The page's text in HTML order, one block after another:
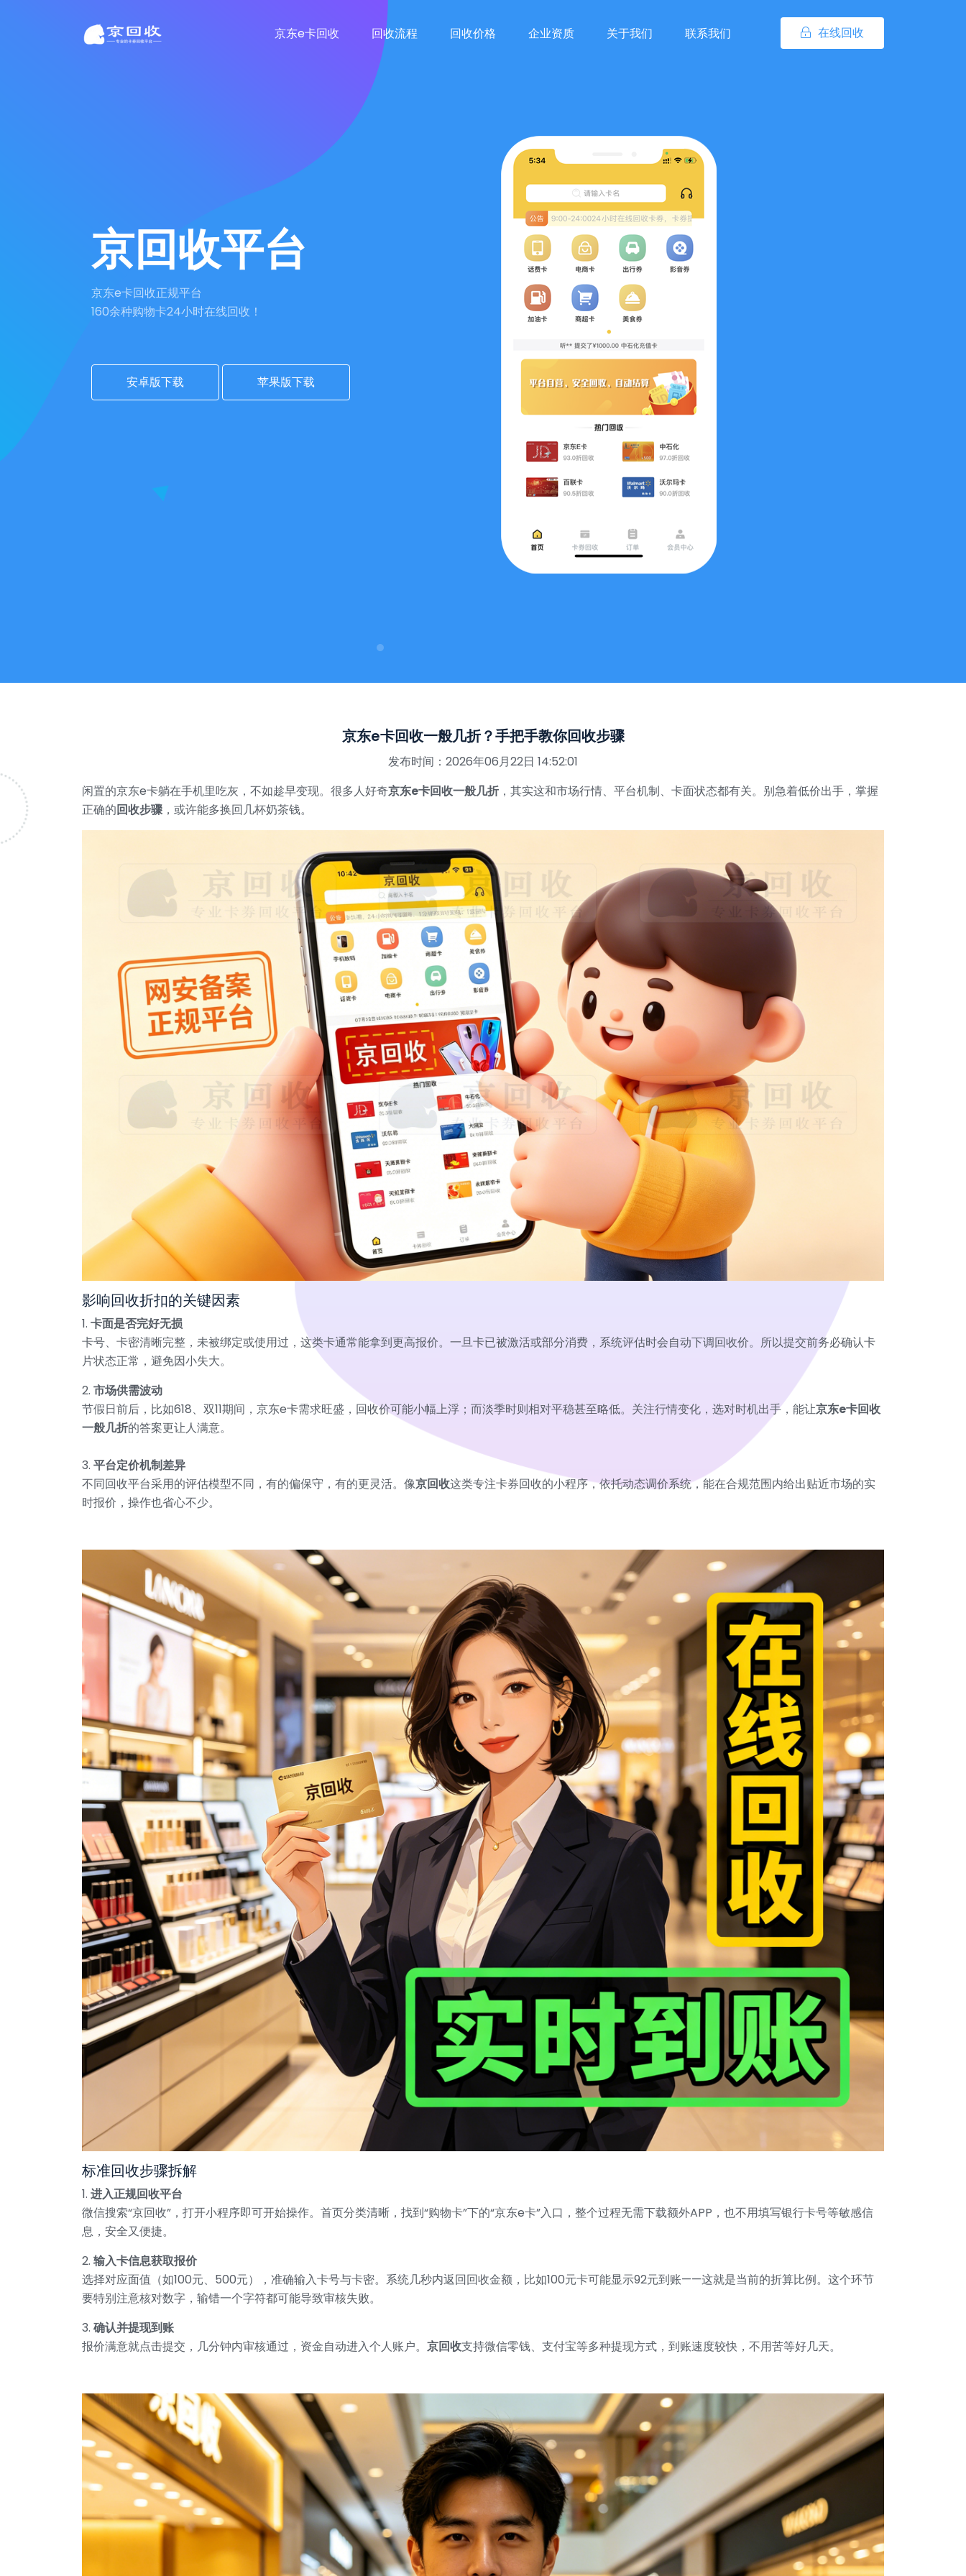
在线回收
京东e卡回收 回收流程 回收价格 企业资质 关于我们 联系我们
京回收平台
京东e卡回收正规平台
160余种购物卡24小时在线回收！
安卓版下载 苹果版下载
京东e卡回收一般几折？手把手教你回收步骤
发布时间：2026年06月22日 14:52:01
闲置的京东e卡躺在手机里吃灰，不如趁早变现。很多人好奇京东e卡回收一般几折 ，其实这和市场行情、平台机制、卡面状态都有关。别急着低价出手，掌握
正确的回收步骤 ，或许能多换回几杯奶茶钱。
影响回收折扣的关键因素
1. 卡面是否完好无损
卡号、卡密清晰完整，未被绑定或使用过，这类卡通常能拿到更高报价。一旦卡已被激活或部分消费，系统评估时会自动下调回收价。所以提交前务必确认卡
片状态正常，避免因小失大。
2. 市场供需波动
节假日前后，比如618、双11期间，京东e卡需求旺盛，回收价可能小幅上浮；而淡季时则相对平稳甚至略低。关注行情变化，选对时机出手，能让京东e卡回收
一般几折的答案更让人满意。
3. 平台定价机制差异
不同回收平台采用的评估模型不同，有的偏保守，有的更灵活。像京回收这类专注卡券回收的小程序，依托动态调价系统，能在合规范围内给出贴近市场的实
时报价，操作也省心不少。
标准回收步骤拆解
1. 进入正规回收平台
微信搜索“京回收”，打开小程序即可开始操作。首页分类清晰，找到“购物卡”下的“京东e卡”入口，整个过程无需下载额外APP，也不用填写银行卡号等敏感信
息，安全又便捷。
2. 输入卡信息获取报价
选择对应面值（如100元、500元），准确输入卡号与卡密。系统几秒内返回回收金额，比如100元卡可能显示92元到账——这就是当前的折算比例。这个环节
要特别注意核对数字，输错一个字符都可能导致审核失败。
3. 确认并提现到账
报价满意就点击提交，几分钟内审核通过，资金自动进入个人账户。 京回收支持微信零钱、支付宝等多种提现方式，到账速度较快，不用苦等好几天。